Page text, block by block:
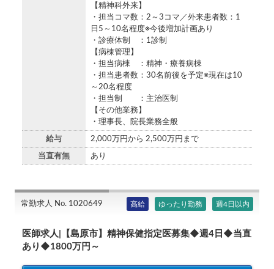
【精神科外来】
・担当コマ数：2～3コマ／外来患者数：1
日5～10名程度※今後増加計画あり
・診療体制 ：1診制
【病棟管理】
・担当病棟 ：精神・療養病棟
・担当患者数：30名前後を予定※現在は10
～20名程度
・担当制 ：主治医制
【その他業務】
・理事長、院長業務全般
給与 2,000万円から 2,500万円まで
当直有無 あり
常勤求人 No. 1020649 高給 ゆったり勤務 週4日以内
医師求人|【島原市】精神保健指定医募集◆週4日◆当直
あり◆1800万円～